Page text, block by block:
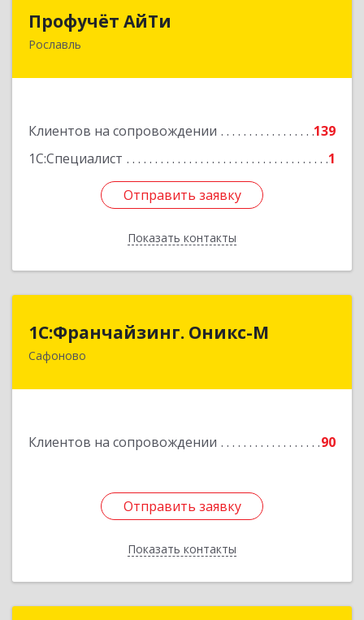
Профучёт АйТи
Рославль
Клиентов на сопровождении
139
1С:Специалист
1
Отправить заявку
Показать контакты
216500, Смоленская обл, Рославльский р-н,
Отправить заявку
Назад
1С:Франчайзинг. Оникс-М
Сафоново
Клиентов на сопровождении 90
Отправить заявку
Показать контакты
1С:Франчайзинг. Оникс-М
215500, Смоленская обл, Сафоновский р-н,
Отправить заявку
Назад